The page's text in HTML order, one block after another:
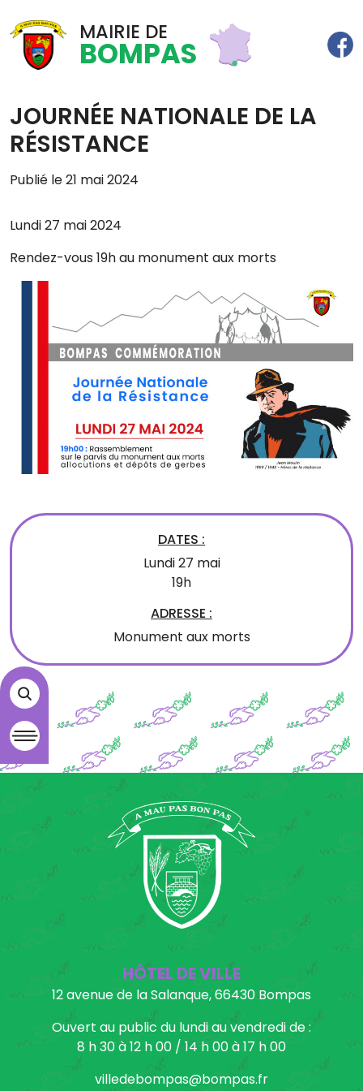
MAIRIE DE
BOMPAS
JOURNÉE NATIONALE DE LA
RÉSISTANCE
Publié le 21 mai 2024
Lundi 27 mai 2024
Rendez-vous 19h au monument aux morts
DATES :
Lundi 27 mai
19h
ADRESSE :
Monument aux morts
HÔTEL DE VILLE
12 avenue de la Salanque, 66430 Bompas
Ouvert au public du lundi au vendredi de :
8 h 30 à 12 h 00 / 14 h 00 à 17 h 00
villedebompas@bompas.fr